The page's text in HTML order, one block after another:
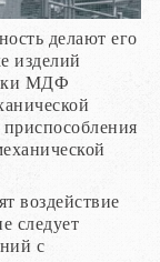
делают его
изделий
МДФ
воздействие
следует
с